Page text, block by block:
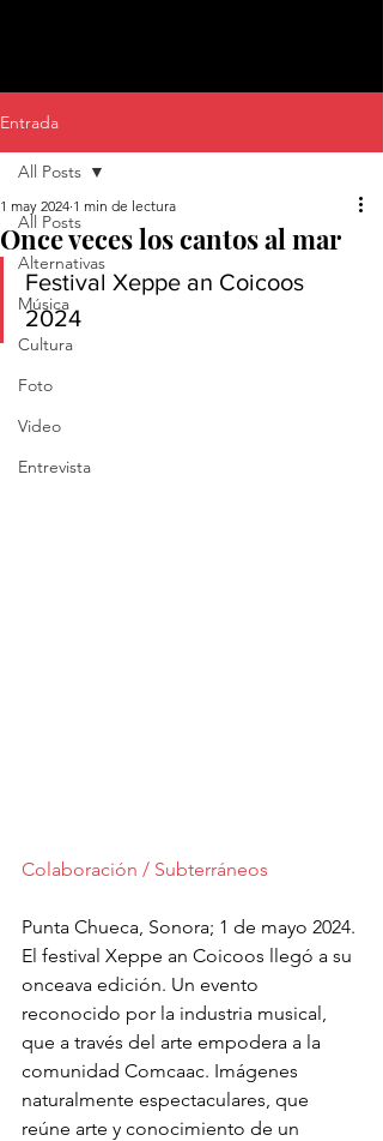
Entrada
All Posts
Alternativas
Música
Cultura
Foto
Video
Entrevista
All Posts
Once veces los cantos al mar
1 may 2024 1 min de lectura
Festival Xeppe an Coicoos
2024
Colaboración / Subterráneos
Punta Chueca, Sonora; 1 de mayo 2024.
El festival Xeppe an Coicoos llegó a su
onceava edición. Un evento
reconocido por la industria musical,
que a través del arte empodera a la
comunidad Comcaac. Imágenes
naturalmente espectaculares, que
reúne arte y conocimiento de un